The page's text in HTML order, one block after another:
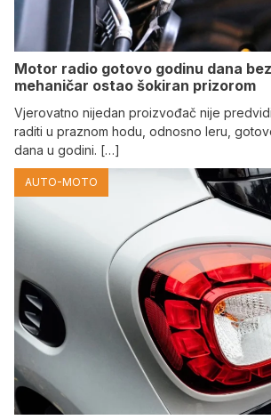
Motor radio gotovo godinu dana
mehaničar ostao šokiran prizorom
Vjerovatno nijedan proizvođač nije
raditi u praznom hodu, odnosno leru,
dana u godini. […]
AUTO-MOTO